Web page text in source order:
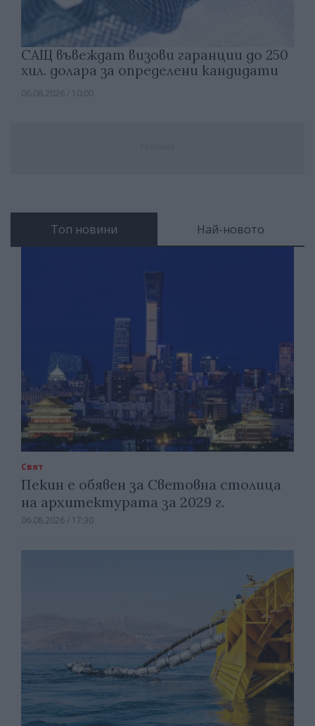
САЩ въвеждат визови гаранции до 250
хил. долара за определени кандидати
06.08.2026 / 10:00
Топ новини Най-новото
Свят
Пекин е обявен за Световна столица
на архитектурата за 2029 г.
06.08.2026 / 17:30